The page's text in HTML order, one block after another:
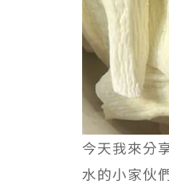
今天我來分
水的小家伙